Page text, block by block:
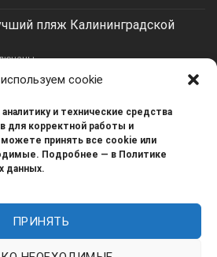
cookie
и технические средства
для корректной работы и
принять все cookie или
Подробнее — в Политике
данных.
ПРИНЯТЬ
пляж Калининградской
место для отдыха и
Калининграда — остров Канта
Способы оплаты: Наличные /